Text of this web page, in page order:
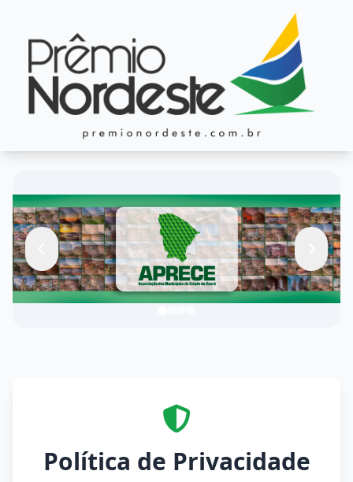
Política de Privacidade